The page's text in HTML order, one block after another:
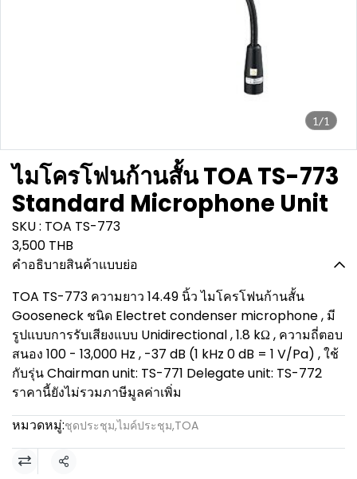
1/1
ไมโครโฟนก้านสั้น TOA TS-773
Standard Microphone Unit
SKU : TOA TS-773
3,500 THB
คำอธิบายสินค้าแบบย่อ
TOA TS-773 ความยาว 14.49 นิ้ว ไมโครโฟนก้านสั้น
Gooseneck ชนิด Electret condenser microphone , มี
รูปแบบการรับเสียงแบบ Unidirectional , 1.8 kΩ , ความถี่ตอบ
สนอง 100 - 13,000 Hz , -37 dB (1 kHz 0 dB = 1 V/Pa) , ใช้
กับรุ่น Chairman unit: TS-771 Delegate unit: TS-772
ราคานี้ยังไม่รวมภาษีมูลค่าเพิ่ม
หมวดหมู่:ชุดประชุม,ไมค์ประชุม,TOA
แชร์